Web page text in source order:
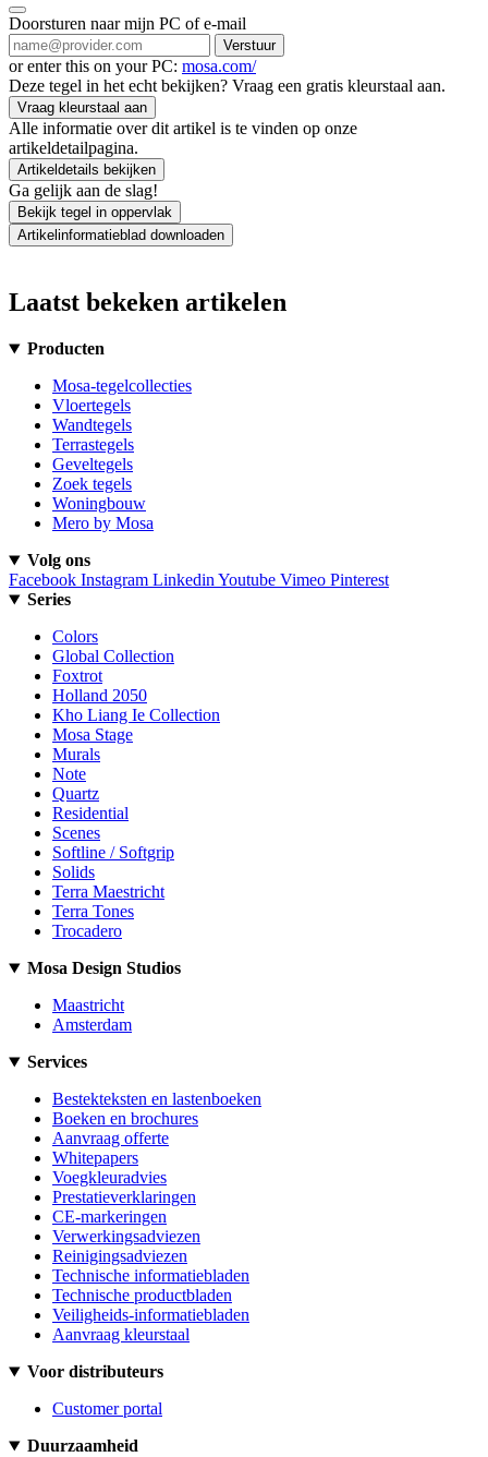
Doorsturen naar mijn PC of e-mail
Verstuur
or enter this on your PC: mosa.com/
Deze tegel in het echt bekijken? Vraag een gratis kleurstaal aan.
Vraag kleurstaal aan
Alle informatie over dit artikel is te vinden op onze
artikeldetailpagina.
Artikeldetails bekijken
Ga gelijk aan de slag!
Bekijk tegel in oppervlak
Artikelinformatieblad downloaden
Laatst bekeken artikelen
Producten
Mosa-tegelcollecties
Vloertegels
Wandtegels
Terrastegels
Geveltegels
Zoek tegels
Woningbouw
Mero by Mosa
Volg ons
Facebook Instagram Linkedin Youtube Vimeo Pinterest
Series
Colors
Global Collection
Foxtrot
Holland 2050
Kho Liang Ie Collection
Mosa Stage
Murals
Note
Quartz
Residential
Scenes
Softline / Softgrip
Solids
Terra Maestricht
Terra Tones
Trocadero
Mosa Design Studios
Maastricht
Amsterdam
Services
Bestekteksten en lastenboeken
Boeken en brochures
Aanvraag offerte
Whitepapers
Voegkleuradvies
Prestatieverklaringen
CE-markeringen
Verwerkingsadviezen
Reinigingsadviezen
Technische informatiebladen
Technische productbladen
Veiligheids-informatiebladen
Aanvraag kleurstaal
Voor distributeurs
Customer portal
Duurzaamheid